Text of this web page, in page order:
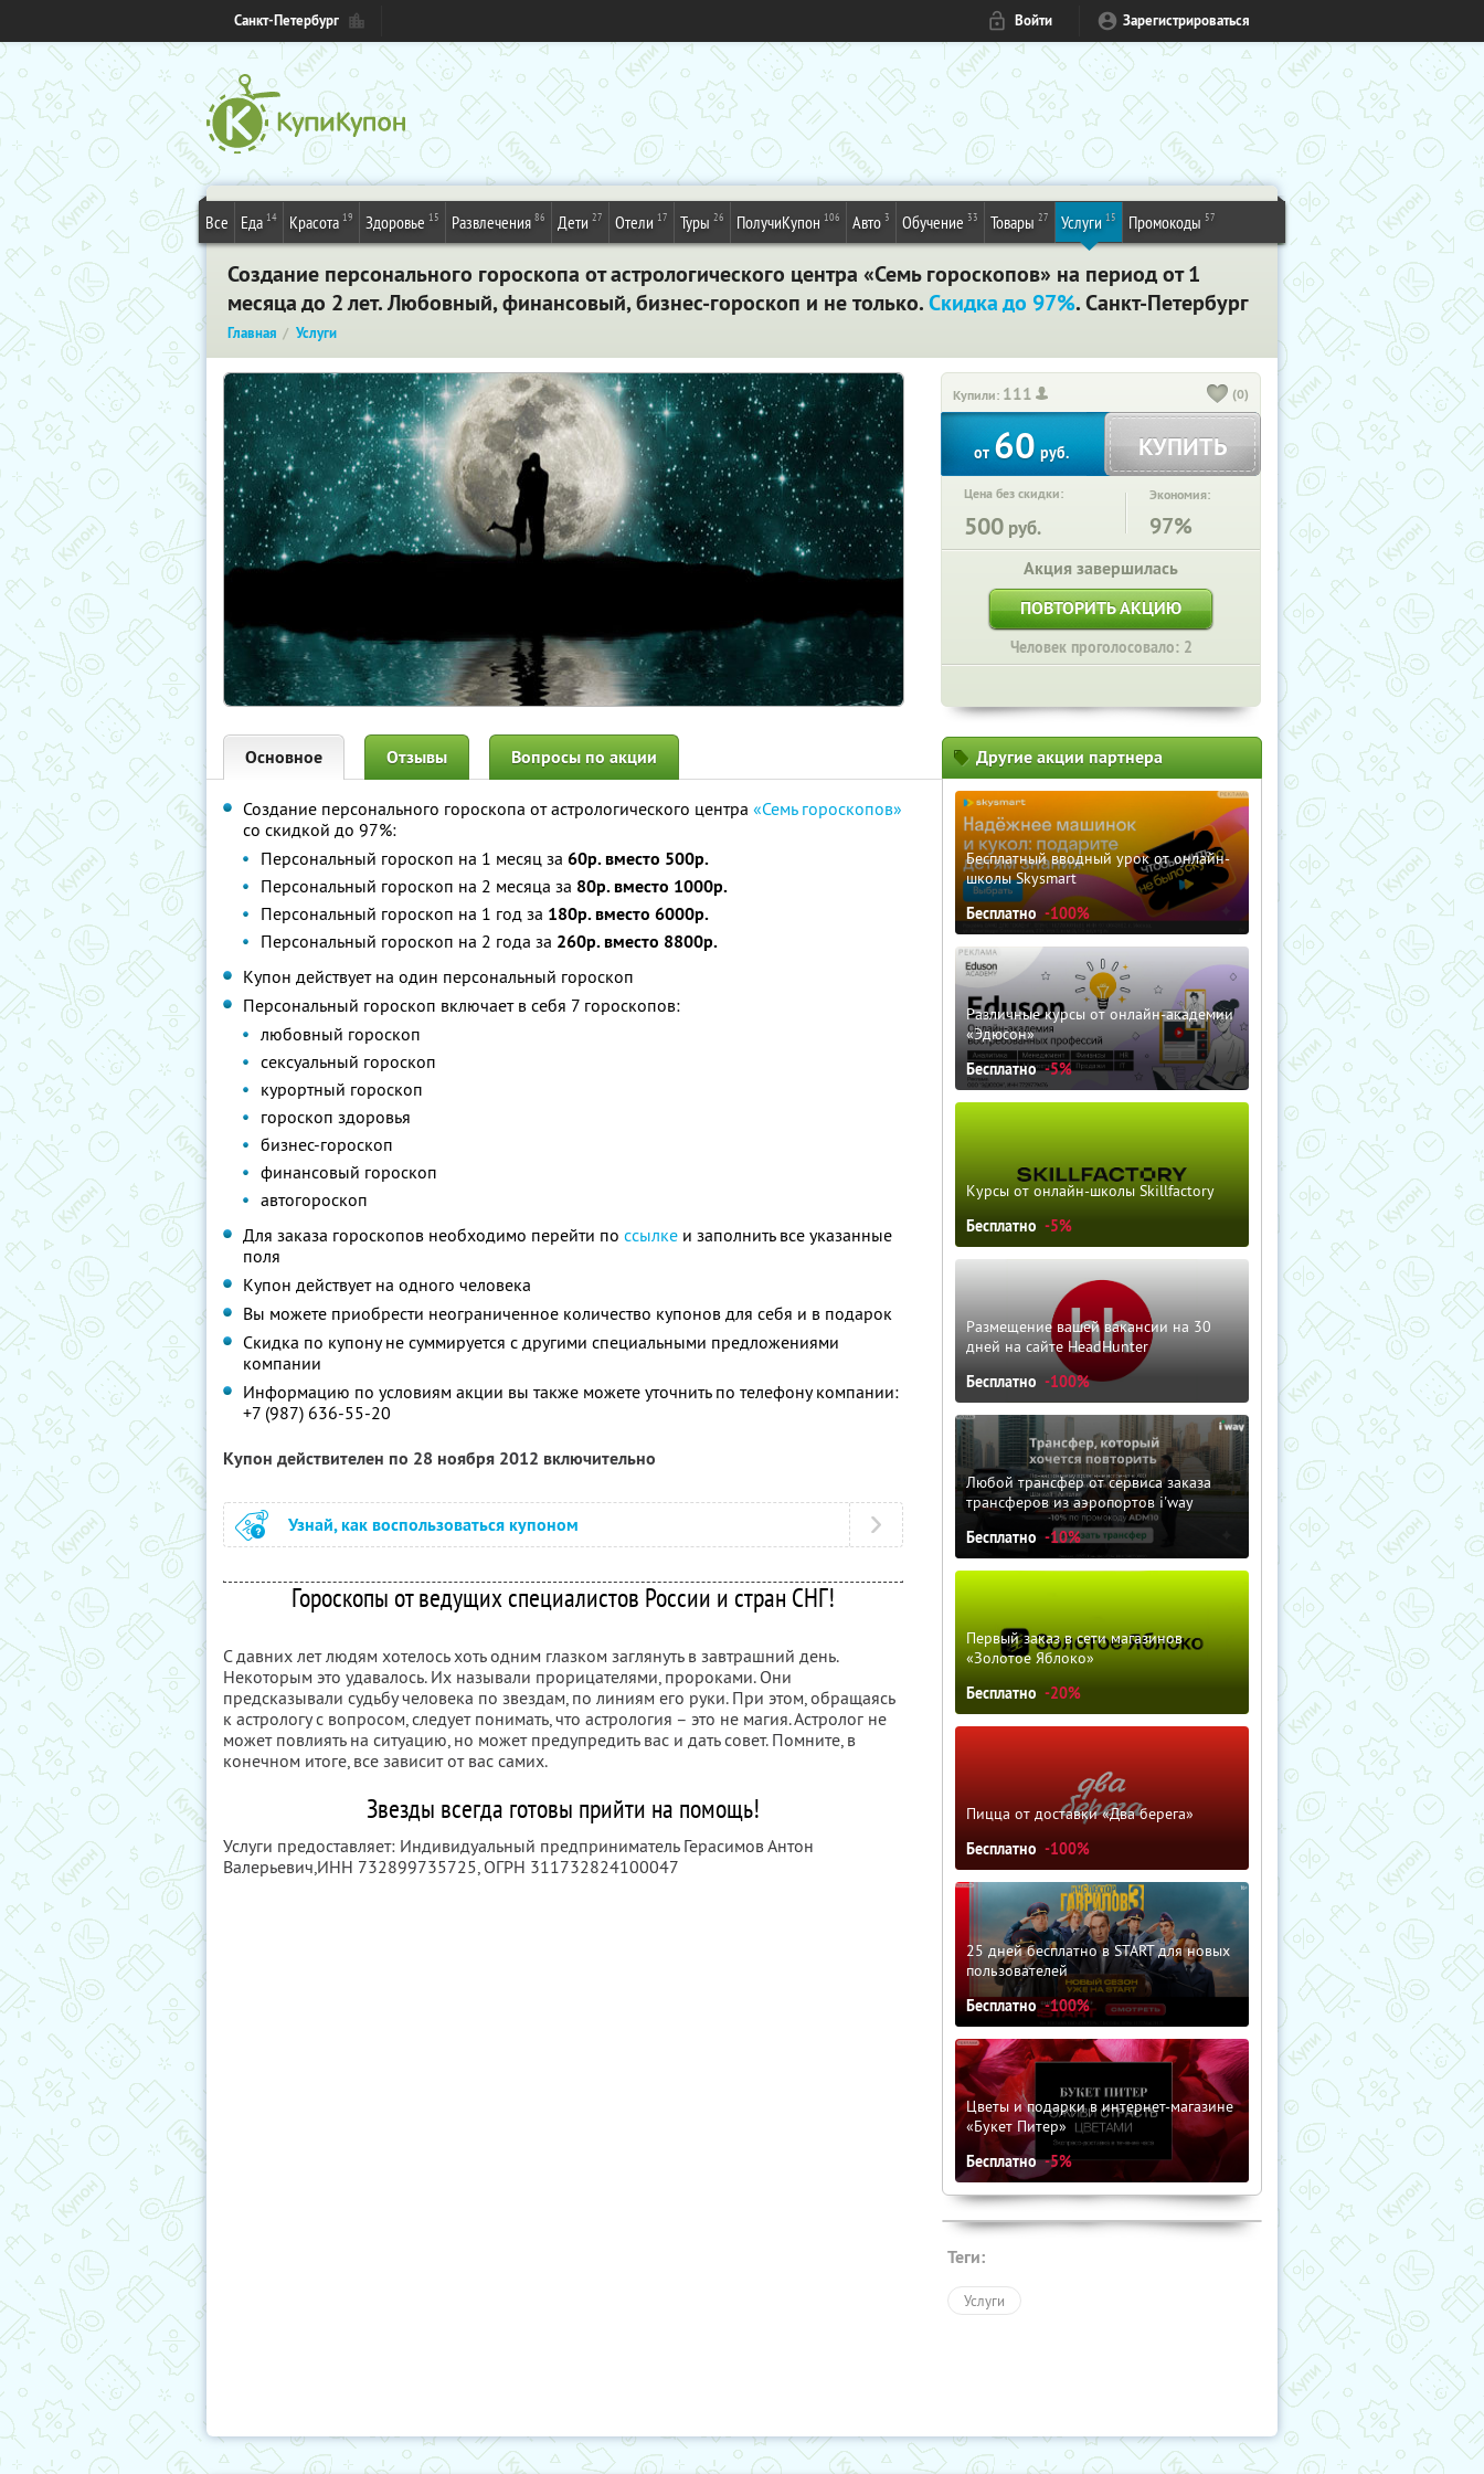
Санкт-Петербург Войти Зарегистрироваться
Все Еда 14 Красота 19 Здоровье 15 Развлечения 86 Дети 27 Отели 17 Туры 26 ПолучиКупон 106 Авто 3 Обучение 33 Товары 27 Услуги 15 Промокоды 57
Создание персонального гороскопа от астрологического центра «Семь гороскопов» на период от 1
месяца до 2 лет. Любовный, финансовый, бизнес-гороскоп и не только.Скидка до 97%. Санкт-Петербург
Главная Услуги
Купили: 111 (0)
от 60руб. КУПИТЬ
Цена без скидки:
500 руб.
Экономия:
97%
Акция завершилась
ПОВТОРИТЬ АКЦИЮ
Человек проголосовало: 2
Основное Отзывы Вопросы по акции
Создание персонального гороскопа от астрологического центра «Семь гороскопов»
со скидкой до 97%:
Персональный гороскоп на 1 месяц за 60р. вместо 500р.
Персональный гороскоп на 2 месяца за 80р. вместо 1000р.
Персональный гороскоп на 1 год за 180р. вместо 6000р.
Персональный гороскоп на 2 года за 260р. вместо 8800р.
Купон действует на один персональный гороскоп
Персональный гороскоп включает в себя 7 гороскопов:
любовный гороскоп
сексуальный гороскоп
курортный гороскоп
гороскоп здоровья
бизнес-гороскоп
финансовый гороскоп
автогороскоп
Для заказа гороскопов необходимо перейти по ссылке и заполнить все указанные
поля
Купон действует на одного человека
Вы можете приобрести неограниченное количество купонов для себя и в подарок
Скидка по купону не суммируется с другими специальными предложениями
компании
Информацию по условиям акции вы также можете уточнить по телефону компании:
+7 (987) 636-55-20
Купон действителен по 28 ноября 2012 включительно
Узнай, как воспользоваться купоном
Гороскопы от ведущих специалистов России и стран СНГ!
С давних лет людям хотелось хоть одним глазком заглянуть в завтрашний день.
Некоторым это удавалось. Их называли прорицателями, пророками. Они
предсказывали судьбу человека по звездам, по линиям его руки. При этом, обращаясь
к астрологу с вопросом, следует понимать, что астрология – это не магия. Астролог не
может повлиять на ситуацию, но может предупредить вас и дать совет. Помните, в
конечном итоге, все зависит от вас самих.
Звезды всегда готовы прийти на помощь!
Услуги предоставляет: Индивидуальный предприниматель Герасимов Антон
Валерьевич,ИНН 732899735725, ОГРН 311732824100047
Другие акции партнера
Бесплатный вводный урок от онлайн-
школы Skysmart
Бесплатно -100%
Различные курсы от онлайн-академии
«Эдюсон»
Бесплатно -5%
Курсы от онлайн-школы Skillfactory
Бесплатно -5%
Размещение вашей вакансии на 30
дней на сайте HeadHunter
Бесплатно -100%
Любой трансфер от сервиса заказа
трансферов из аэропортов i'way
Бесплатно -10%
Первый заказ в сети магазинов
«Золотое Яблоко»
Бесплатно -20%
Пицца от доставки «Два берега»
Бесплатно -100%
25 дней бесплатно в START для новых
пользователей
Бесплатно -100%
Цветы и подарки в интернет-магазине
«Букет Питер»
Бесплатно -5%
Теги:
Услуги